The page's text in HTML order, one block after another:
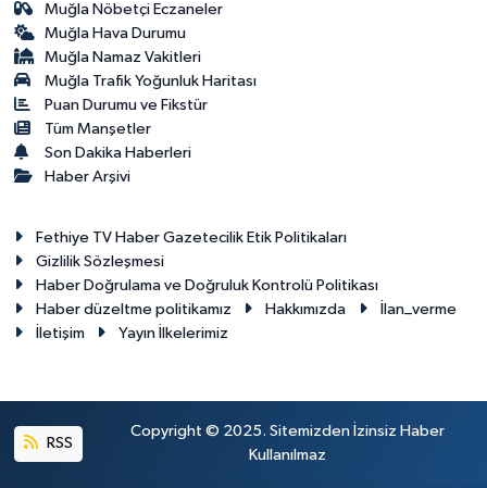
Muğla Nöbetçi Eczaneler
Muğla Hava Durumu
Muğla Namaz Vakitleri
Muğla Trafik Yoğunluk Haritası
Puan Durumu ve Fikstür
Tüm Manşetler
Son Dakika Haberleri
Haber Arşivi
Fethiye TV Haber Gazetecilik Etik Politikaları
Gizlilik Sözleşmesi
Haber Doğrulama ve Doğruluk Kontrolü Politikası
Haber düzeltme politikamız
Hakkımızda
İlan_verme
İletişim
Yayın İlkelerimiz
RSS
Copyright © 2025. Sitemizden İzinsiz Haber
Kullanılmaz